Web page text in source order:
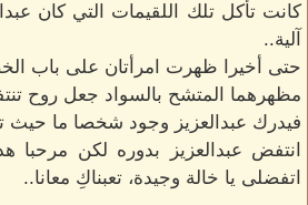
كانت تأكل تلك اللقيمات التي كان
آلية..
حتى أخيرا ظهرت امرأتان على باب
مظهرهما المتشح بالسواد جعل روح
فيدرك عبدالعزيز وجود شخصا ما حيث
انتفض عبدالعزيز بدوره لكن مرحبا
اتفضلى يا خالة وجيدة، تعبناكِ معانا..